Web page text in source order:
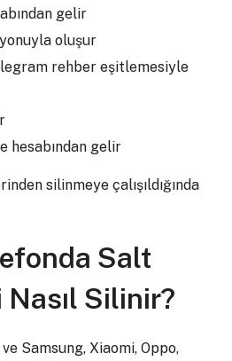
gelir
oluşur
rehber eşitlemesiyle
hesabından gelir
silinmeye çalışıldığında
Salt
Silinir?
ve Samsung, Xiaomi, Oppo,